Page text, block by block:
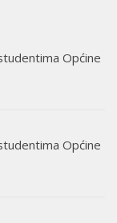
Općine
Općine